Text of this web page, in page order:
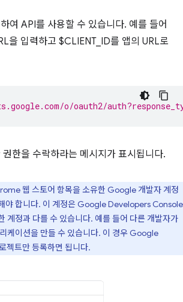
여 API를 사용할 수 있습니다. 예를 들어
을 입력하고 $CLIENT_ID를 앱의 URL로
o/oauth2/
한을 수락하라는 메시지가 표시됩니다.
웹 스토어 항목을 소유한 Google 개발자 계정
야 합니다. 이 계정은 Google Developers Console
계정과 다를 수 있습니다. 예를 들어 다른 개발자가
케이션을 만들 수 있습니다. 이 경우 Google
젝트만 등록하면 됩니다.